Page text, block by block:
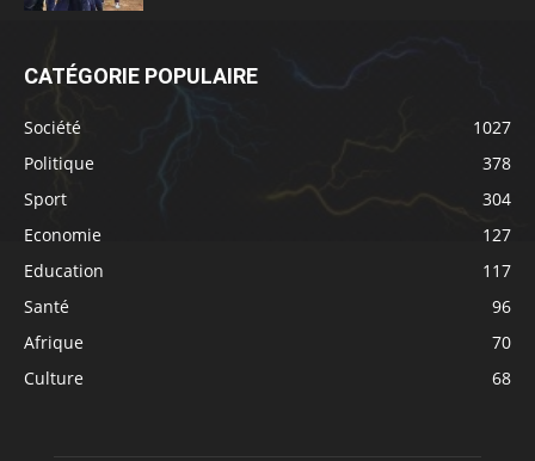
CATÉGORIE POPULAIRE
Société
1027
Politique
378
Sport
304
Economie
127
Education
117
Santé
96
Afrique
70
Culture
68